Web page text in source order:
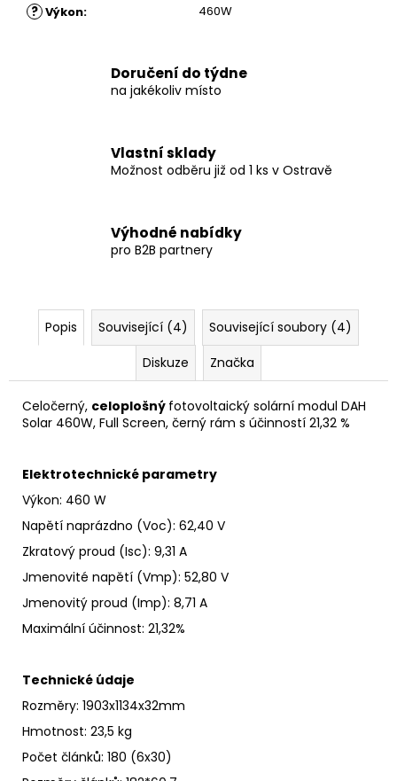
? Výkon: 460W
Doručení do týdne
na jakékoliv místo
Vlastní sklady
Možnost odběru již od 1 ks v Ostravě
Výhodné nabídky
pro B2B partnery
Popis Související (4)
Související soubory (4)
Diskuze
Značka
Celočerný, celoplošný fotovoltaický solární modul DAH
Solar 460W, Full Screen, černý rám s účinností 21,32 %
Elektrotechnické parametry
Výkon: 460 W
Napětí naprázdno (Voc): 62,40 V
Zkratový proud (Isc): 9,31 A
Jmenovité napětí (Vmp): 52,80 V
Jmenovitý proud (Imp): 8,71 A
Maximální účinnost: 21,32%
Technické údaje
Rozměry: 1903x1134x32mm
Hmotnost: 23,5 kg
Počet článků: 180 (6x30)